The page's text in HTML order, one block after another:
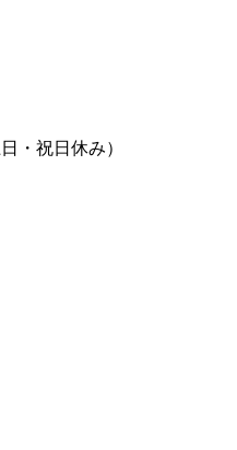
・祝日休み）